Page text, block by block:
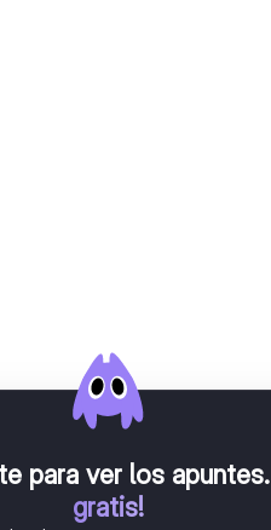
para ver los apuntes.
gratis!